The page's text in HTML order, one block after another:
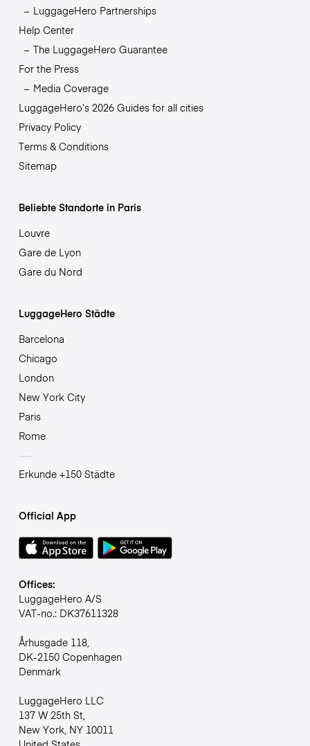
LuggageHero Partnerships
Help Center
The LuggageHero Guarantee
For the Press
Media Coverage
LuggageHero’s 2026 Guides for all cities
Privacy Policy
Terms & Conditions
Sitemap
Beliebte Standorte in Paris
Louvre
Gare de Lyon
Gare du Nord
LuggageHero Städte
Barcelona
Chicago
London
New York City
Paris
Rome
Erkunde +150 Städte
Official App
Offices:
LuggageHero A/S
VAT-no.: DK37611328
Århusgade 118,
DK-2150 Copenhagen
Denmark
LuggageHero LLC
137 W 25th St,
New York, NY 10011